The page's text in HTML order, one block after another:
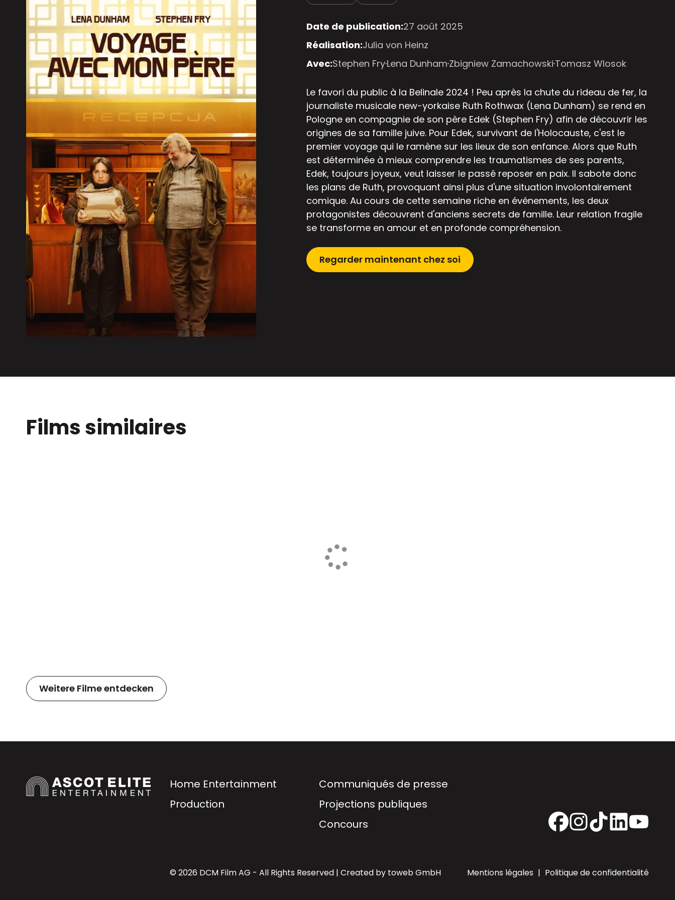
Date de publication:27 août 2025
Réalisation:Julia von Heinz
Avec:Stephen FryLena DunhamZbigniew ZamachowskiTomasz Wlosok
Le favori du public à la Belinale 2024 ! Peu après la chute du rideau de fer, la
journaliste musicale new-yorkaise Ruth Rothwax (Lena Dunham) se rend en
Pologne en compagnie de son père Edek (Stephen Fry) afin de découvrir les
origines de sa famille juive. Pour Edek, survivant de l'Holocauste, c'est le
premier voyage qui le ramène sur les lieux de son enfance. Alors que Ruth
est déterminée à mieux comprendre les traumatismes de ses parents,
Edek, toujours joyeux, veut laisser le passé reposer en paix. Il sabote donc
les plans de Ruth, provoquant ainsi plus d'une situation involontairement
comique. Au cours de cette semaine riche en événements, les deux
protagonistes découvrent d'anciens secrets de famille. Leur relation fragile
se transforme en amour et en profonde compréhension.
Regarder maintenant chez soi
Films similaires
Weitere Filme entdecken
Facebook
Instagram
TikTokLinkedInYouTube
Mentions légales | Politique de confidentialité
Home Entertainment
Production
Communiqués de presse
Projections publiques
Concours
© 2026 DCM Film AG - All Rights Reserved | Created by toweb GmbH